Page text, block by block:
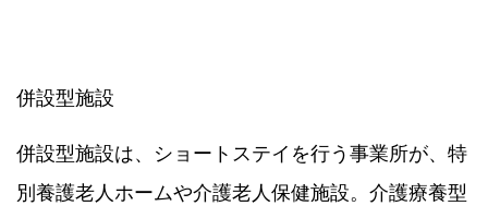
併設型施設
併設型施設は、ショートステイを行う事業所が、特
別養護老人ホームや介護老人保健施設。介護療養型